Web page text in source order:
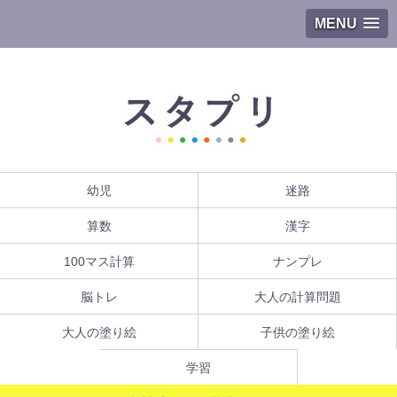
MENU
幼児 迷路
算数 漢字
100マス計算 ナンプレ
脳トレ 大人の計算問題
大人の塗り絵 子供の塗り絵
学習